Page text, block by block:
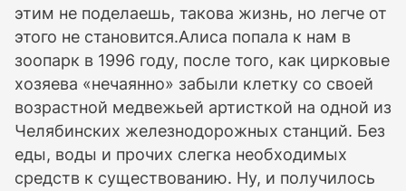
этим не поделаешь, такова жизнь, но легче от
этого не становится.Алиса попала к нам в
зоопарк в 1996 году, после того, как цирковые
хозяева «нечаянно» забыли клетку со своей
возрастной медвежьей артисткой на одной из
Челябинских железнодорожных станций. Без
еды, воды и прочих слегка необходимых
средств к существованию. Ну, и получилось